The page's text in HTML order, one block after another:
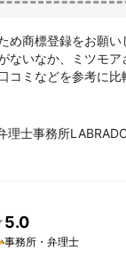
め商標登録をお願い
ないなか、ミツモ
コミなどを参考に
き、予想していた
理士事務所
5.0
事務所・弁理士